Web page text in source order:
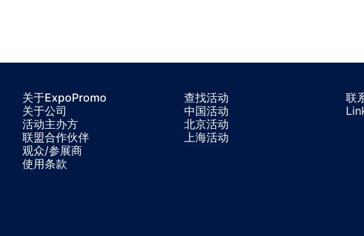
关于ExpoPromo
关于公司
活动主办方
联盟合作伙伴
观众/参展商
使用条款
查找活动
中国活动
北京活动
上海活动
联